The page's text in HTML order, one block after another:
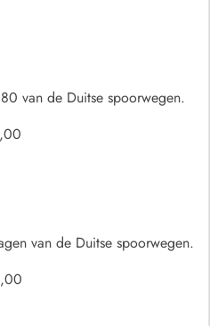
van de Duitse spoorwegen.
van de Duitse spoorwegen.